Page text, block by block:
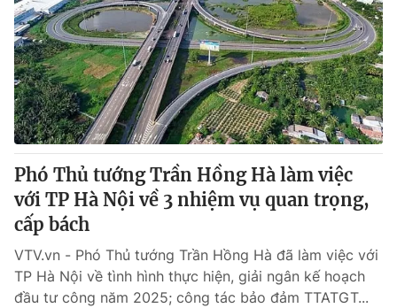
Theo dõi báo trên
Cơ quan chủ quản:Đài Truyền hình Việt Nam
Cơ quan báo chí:Thời báo VTV
Giấy phép hoạt động báo in và báo điện tử số 483/GP-BTTTT
cấp ngày 29/12/2023
Tổng Biên tập:Vũ Thanh Thủy
Phó Tổng Biên tập:Nguyễn Thị Mỹ Hạnh, Phạm Quốc Thắng,
Nguyễn Trọng Ninh
Tổng đài VTV:
Ðiện thoại Thời báo VTV:
024.66 897 897
Email:toasoan@vtv.vn
Liên hệ quảng cáo: 024-7300.7108
Phó Thủ tướng Trần Hồng Hà làm việc
với TP Hà Nội về 3 nhiệm vụ quan trọng,
cấp bách
VTV.vn - Phó Thủ tướng Trần Hồng Hà đã làm việc với
TP Hà Nội về tình hình thực hiện, giải ngân kế hoạch
đầu tư công năm 2025; công tác bảo đảm TTATGT...